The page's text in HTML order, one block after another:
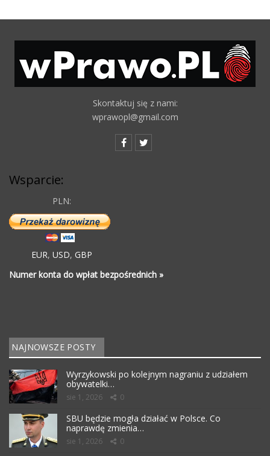
Skontaktuj się z nami:
wprawopl@gmail.com
Wsparcie:
PLN:
EUR, USD, GBP
Numer konta do wpłat bezpośrednich »
NAJNOWSZE POSTY
Wyrzykowski po kolejnym nagraniu z udziałem
obywatelki…
sie 1, 2026 0
SBU będzie mogła działać w Polsce. Co
naprawdę zmienia…
sie 1, 2026 0